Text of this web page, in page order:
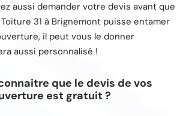
aussi demander votre devis avant que
31 à Brignemont puisse entamer
il peut vous le donner
aussi personnalisé !
que le devis de vos
est gratuit ?